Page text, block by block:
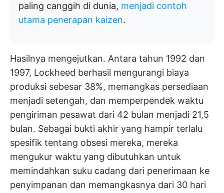
paling canggih di dunia, menjadi contoh
utama penerapan kaizen.
Hasilnya mengejutkan. Antara tahun 1992 dan
1997, Lockheed berhasil mengurangi biaya
produksi sebesar 38%, memangkas persediaan
menjadi setengah, dan memperpendek waktu
pengiriman pesawat dari 42 bulan menjadi 21,5
bulan. Sebagai bukti akhir yang hampir terlalu
spesifik tentang obsesi mereka, mereka
mengukur waktu yang dibutuhkan untuk
memindahkan suku cadang dari penerimaan ke
penyimpanan dan memangkasnya dari 30 hari